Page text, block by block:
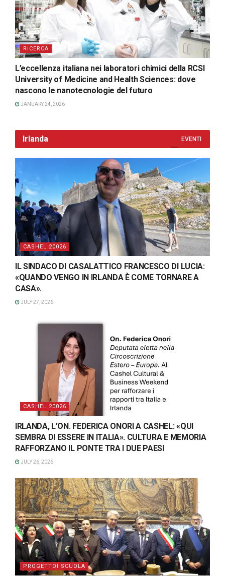
RICERCA
L’eccellenza italiana nei laboratori chimici della RCSI
University of Medicine and Health Sciences: dove
nascono le nanotecnologie del futuro
JANUARY 24, 2026
Irlanda EVENTI
CASHEL 20026
IL SINDACO DI CASALATTICO FRANCESCO DI LUCIA:
«QUANDO VENGO IN IRLANDA È COME TORNARE A
CASA».
JULY 27, 2026
CASHEL 20026
IRLANDA, L’ON. FEDERICA ONORI A CASHEL: «QUI
SEMBRA DI ESSERE IN ITALIA». CULTURA E MEMORIA
RAFFORZANO IL PONTE TRA I DUE PAESI
JULY 26, 2026
PROGETTOI SCUOLA